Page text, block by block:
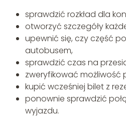
sprawdzić rozkład dla
otworzyć szczegóły
upewnić się, czy część
autobusem,
sprawdzić czas na
zweryfikować możliwość
kupić wcześniej bilet z
ponownie sprawdzić
wyjazdu.